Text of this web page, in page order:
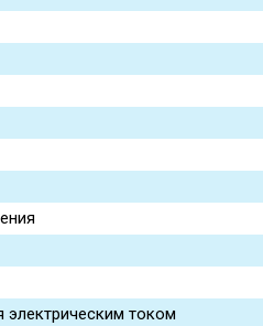
током